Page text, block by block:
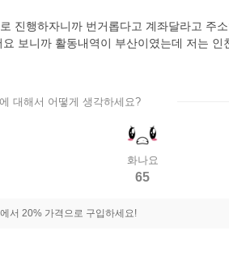
진행하자니까 번거롭다고 계좌달라고 주
보니까 활동내역이 부산이였는데 저는
대해서 어떻게 생각하세요?
화나요
65
서 20% 가격으로 구입하세요!